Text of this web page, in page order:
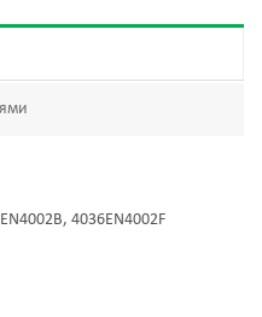
4036EN4002F